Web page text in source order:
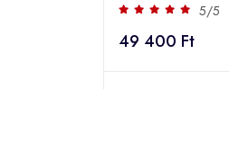
5/5
49 400 Ft